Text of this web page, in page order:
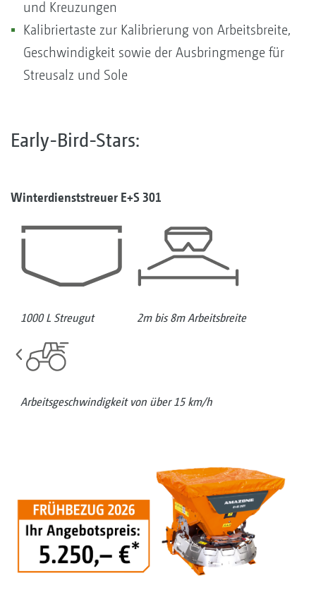
und Kreuzungen
Kalibriertaste zur Kalibrierung von Arbeitsbreite,
Geschwindigkeit sowie der Ausbringmenge für
Streusalz und Sole
Early-Bird-Stars:
Winterdienststreuer E+S 301
1000 L Streugut 2m bis 8m Arbeitsbreite
Arbeitsgeschwindigkeit von über 15 km/h